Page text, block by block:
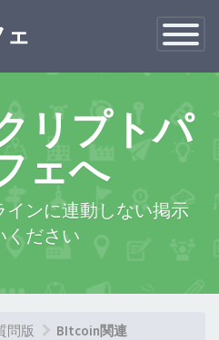
Toggle
ェ
リプトパ
ェへ
インに連動しない掲示
ください
問版 BItcoin関連